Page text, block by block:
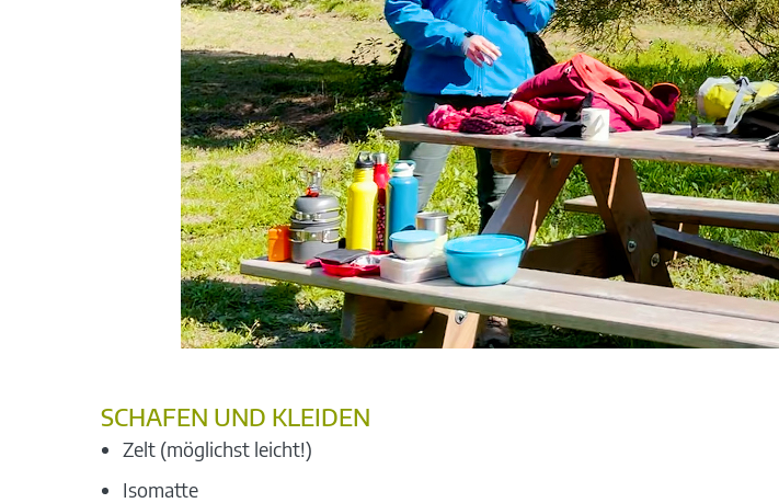
SCHAFEN UND KLEIDEN
Zelt (möglichst leicht!)
Isomatte